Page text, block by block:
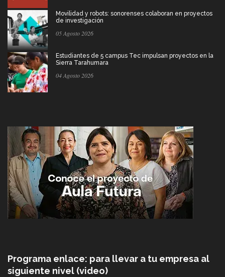
Movilidad y robots: sonorenses colaboran en proyectos
de investigación
05 Agosto 2026
Estudiantes de 5 campus Tec impulsan proyectos en la
Sierra Tarahumara
04 Agosto 2026
Programa enlace: para llevar a tu empresa al
siguiente nivel (video)